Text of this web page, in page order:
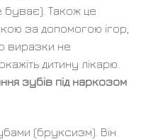
буває). Також це
за допомогою ігор,
виразки не
дитину лікарю.
зубів під наркозом
(бруксизм). Він